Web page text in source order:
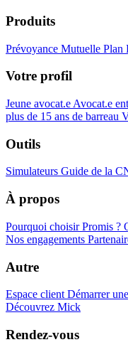
Produits
Prévoyance Mutuelle Plan
Votre profil
Jeune avocat.e Avocat.e
plus de 15 ans de barreau
Outils
Simulateurs Guide de la
À propos
Pourquoi choisir Promis ?
Nos engagements
Autre
Espace client Démarrer
Découvrez Mick
Rendez-vous